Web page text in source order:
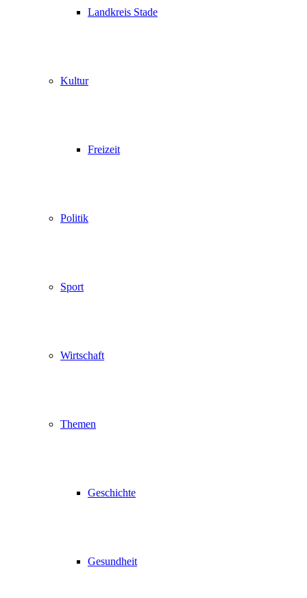
Landkreis Stade
Kultur
Freizeit
Politik
Sport
Wirtschaft
Themen
Geschichte
Gesundheit